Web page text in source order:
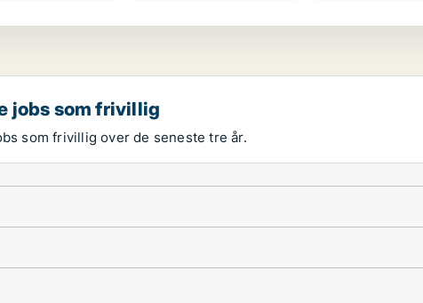
jobs som frivillig
som frivillig over de seneste tre år.